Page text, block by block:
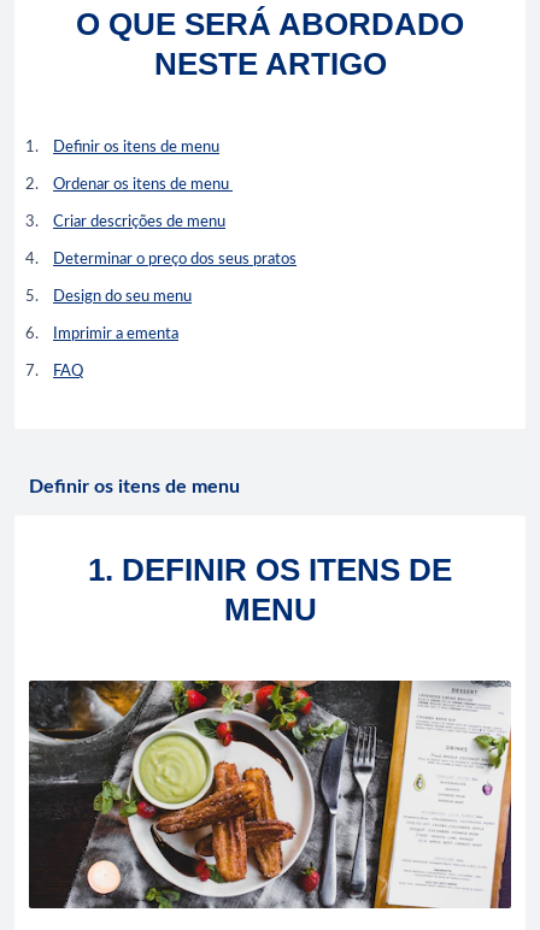
O QUE SERÁ ABORDADO
NESTE ARTIGO
Definir os itens de menu
Ordenar os itens de menu
Criar descrições de menu
Determinar o preço dos seus pratos
Design do seu menu
Imprimir a ementa
FAQ
Definir os itens de menu
1. DEFINIR OS ITENS DE
MENU